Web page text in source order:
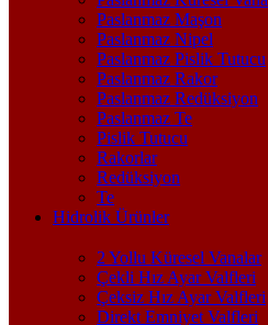
Paslanmaz Maşon
Paslanmaz Nipel
Paslanmaz Pislik Tutucu
Paslanmaz Rakor
Paslanmaz Redüksiyon
Paslanmaz Te
Pislik Tutucu
Rakorlar
Redüksiyon
Te
Hidrolik Ürünler
2 Yollu Küresel Vanalar
Çekli Hız Ayar Valfleri
Çeksiz Hız Ayar Valfleri
Direkt Emniyet Valfleri